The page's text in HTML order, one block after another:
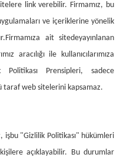
link verebilir. Firmamız, bu
ve içeriklerine yönelik
Firmamıza ait sitedeyayınlanan
aracılığı ile kullanıcılarımıza
Prensipleri, sadece
taraf web sitelerini kapsamaz.
işbu "Gizlilik Politikası" hükümleri
açıklayabilir. Bu durumlar